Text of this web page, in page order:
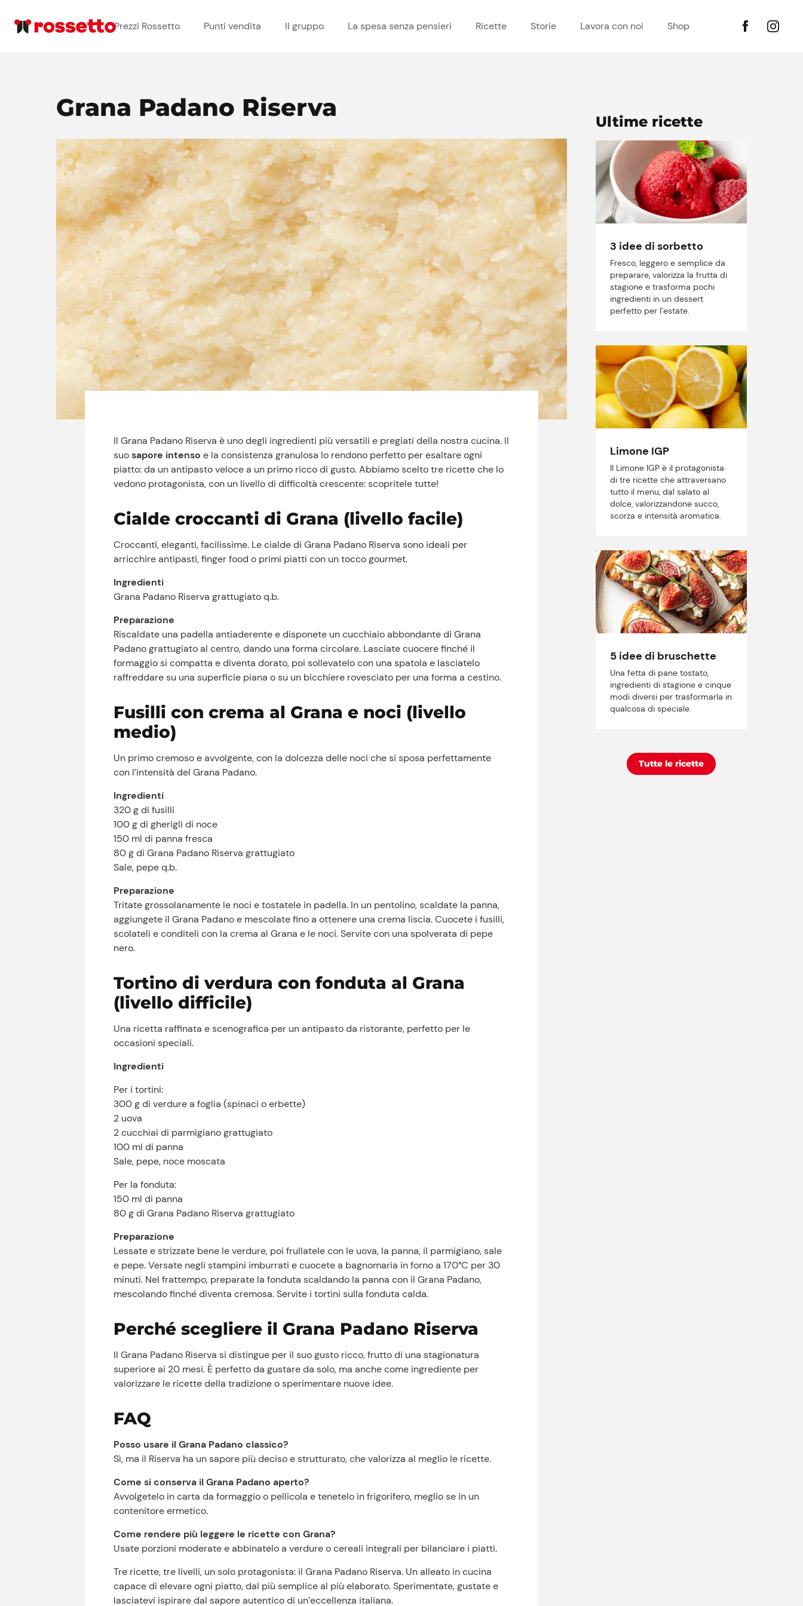
Prezzi Rossetto Punti vendita Il gruppo La spesa senza pensieri Ricette Storie Lavora con noi Shop
Prezzi Rossetto
Grana Padano Riserva
Il Grana Padano Riserva è uno degli ingredienti più versatili e pregiati della nostra cucina. Il
suosapore intenso e la consistenza granulosa lo rendono perfetto per esaltare ogni
piatto: da un antipasto veloce a un primo ricco di gusto. Abbiamo scelto tre ricette che lo
vedono protagonista, con un livello di difficoltà crescente: scopritele tutte!
Cialde croccanti di Grana (livello facile)
Croccanti, eleganti, facilissime. Le cialde di Grana Padano Riserva sono ideali per
arricchire antipasti, finger food o primi piatti con un tocco gourmet.
Ingredienti
Grana Padano Riserva grattugiato q.b.
Preparazione
Riscaldate una padella antiaderente e disponete un cucchiaio abbondante di Grana
Padano grattugiato al centro, dando una forma circolare. Lasciate cuocere finché il
formaggio si compatta e diventa dorato, poi sollevatelo con una spatola e lasciatelo
raffreddare su una superficie piana o su un bicchiere rovesciato per una forma a cestino.
Fusilli con crema al Grana e noci (livello
medio)
Un primo cremoso e avvolgente, con la dolcezza delle noci che si sposa perfettamente
con l’intensità del Grana Padano.
Ingredienti
320 g di fusilli
100 g di gherigli di noce
150 ml di panna fresca
80 g di Grana Padano Riserva grattugiato
Sale, pepe q.b.
Preparazione
Tritate grossolanamente le noci e tostatele in padella. In un pentolino, scaldate la panna,
aggiungete il Grana Padano e mescolate fino a ottenere una crema liscia. Cuocete i fusilli,
scolateli e conditeli con la crema al Grana e le noci. Servite con una spolverata di pepe
nero.
Tortino di verdura con fonduta al Grana
(livello difficile)
Una ricetta raffinata e scenografica per un antipasto da ristorante, perfetto per le
occasioni speciali.
Ingredienti
Per i tortini:
300 g di verdure a foglia (spinaci o erbette)
2 uova
2 cucchiai di parmigiano grattugiato
100 ml di panna
Sale, pepe, noce moscata
Per la fonduta:
150 ml di panna
80 g di Grana Padano Riserva grattugiato
Preparazione
Lessate e strizzate bene le verdure, poi frullatele con le uova, la panna, il parmigiano, sale
e pepe. Versate negli stampini imburrati e cuocete a bagnomaria in forno a 170°C per 30
minuti. Nel frattempo, preparate la fonduta scaldando la panna con il Grana Padano,
mescolando finché diventa cremosa. Servite i tortini sulla fonduta calda.
Perché scegliere il Grana Padano Riserva
Il Grana Padano Riserva si distingue per il suo gusto ricco, frutto di una stagionatura
superiore ai 20 mesi. È perfetto da gustare da solo, ma anche come ingrediente per
valorizzare le ricette della tradizione o sperimentare nuove idee.
FAQ
Posso usare il Grana Padano classico?
Sì, ma il Riserva ha un sapore più deciso e strutturato, che valorizza al meglio le ricette.
Come si conserva il Grana Padano aperto?
Avvolgetelo in carta da formaggio o pellicola e tenetelo in frigorifero, meglio se in un
contenitore ermetico.
Come rendere più leggere le ricette con Grana?
Usate porzioni moderate e abbinatelo a verdure o cereali integrali per bilanciare i piatti.
Tre ricette, tre livelli, un solo protagonista: il Grana Padano Riserva. Un alleato in cucina
capace di elevare ogni piatto, dal più semplice al più elaborato. Sperimentate, gustate e
lasciatevi ispirare dal sapore autentico di un’eccellenza italiana.
Ultime ricette
3 idee di sorbetto
Fresco, leggero e semplice da
preparare, valorizza la frutta di
stagione e trasforma pochi
ingredienti in un dessert
perfetto per l’estate.
Limone IGP
Il Limone IGP è il protagonista
di tre ricette che attraversano
tutto il menu, dal salato al
dolce, valorizzandone succo,
scorza e intensità aromatica.
5 idee di bruschette
Una fetta di pane tostato,
ingredienti di stagione e cinque
modi diversi per trasformarla in
qualcosa di speciale.
Tutte le ricette